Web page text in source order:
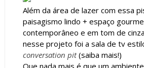
Além da área de lazer com essa
paisagismo lindo + espaço
contemporâneo e em tom de
nesse projeto foi a sala de tv
conversation pit(saiba mais!)
Que nada mais é que um